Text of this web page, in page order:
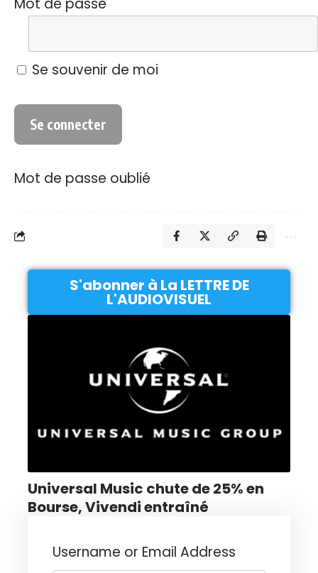
Mot de passe
Se souvenir de moi
Mot de passe oublié
S'abonner à La LETTRE DE
L'AUDIOVISUEL
Universal Music chute de 25% en
Bourse, Vivendi entraîné
Username or Email Address